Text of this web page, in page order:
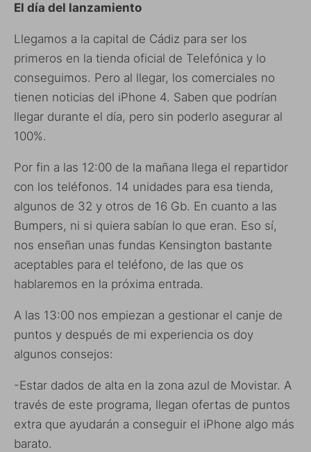
El día del lanzamiento
Llegamos a la capital de Cádiz para ser los
primeros en la tienda oficial de Telefónica y lo
conseguimos. Pero al llegar, los comerciales no
tienen noticias del iPhone 4. Saben que podrían
llegar durante el día, pero sin poderlo asegurar al
100%.
Por fin a las 12:00 de la mañana llega el repartidor
con los teléfonos. 14 unidades para esa tienda,
algunos de 32 y otros de 16 Gb. En cuanto a las
Bumpers, ni si quiera sabían lo que eran. Eso sí,
nos enseñan unas fundas Kensington bastante
aceptables para el teléfono, de las que os
hablaremos en la próxima entrada.
A las 13:00 nos empiezan a gestionar el canje de
puntos y después de mi experiencia os doy
algunos consejos:
-Estar dados de alta en la zona azul de Movistar. A
través de este programa, llegan ofertas de puntos
extra que ayudarán a conseguir el iPhone algo más
barato.